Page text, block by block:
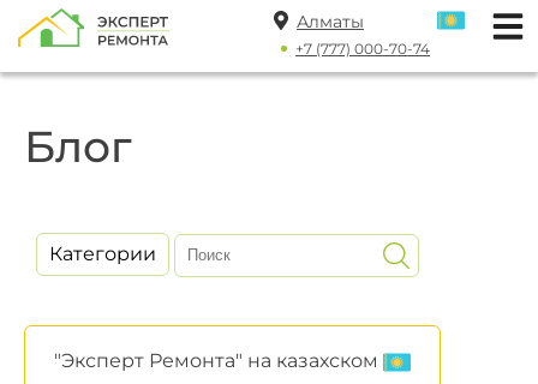
Алматы
+7 (777) 000-70-74
Блог
Категории
"Эксперт Ремонта" на казахском